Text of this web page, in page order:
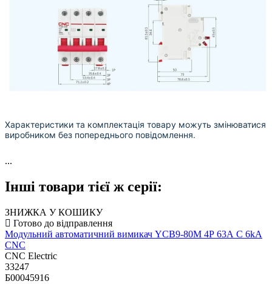
Характеристики та комплектація товару можуть змінюватися
виробником без попереднього повідомлення.
...
Інші товари тієї ж серії:
ЗНИЖКА У КОШИКУ
Модульний автоматичний вимикач YCB9-80M 4Р 63А С 6kА
CNC
CNC Electric
33247
Б00045916